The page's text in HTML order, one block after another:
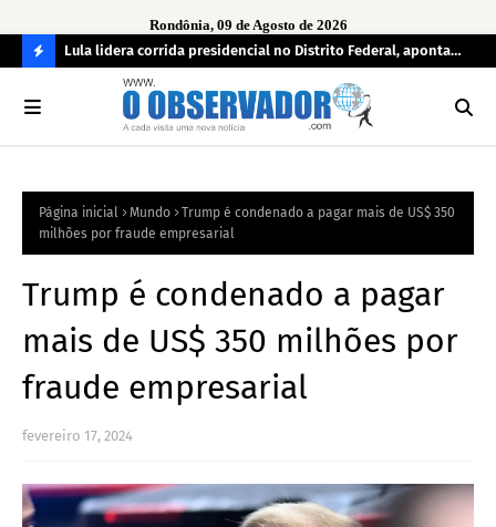
Rondônia, 09 de Agosto de 2026
O
R
Lula lidera corrida presidencial no Distrito Federal, aponta
pesquisa; Flávio Bolsonaro aparece em segundo
Página inicial Mundo
Trump é condenado a pagar mais de US$ 350
milhões por fraude empresarial
Trump é condenado a pagar
mais de US$ 350 milhões por
fraude empresarial
fevereiro 17, 2024